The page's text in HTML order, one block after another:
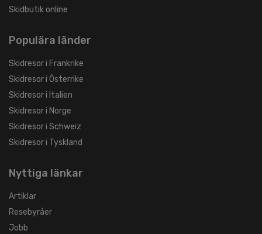
Skidbutik online
Populära länder
Skidresor i Frankrike
Skidresor i Österrike
Skidresor i Italien
Skidresor i Norge
Skidresor i Schweiz
Skidresor i Tyskland
Nyttiga länkar
Artiklar
Resebyråer
Jobb